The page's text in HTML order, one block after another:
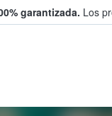
garantizada. Los